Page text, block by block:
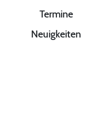
Termine
Neuigkeiten